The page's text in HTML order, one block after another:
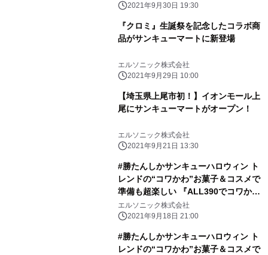
2021年9月30日 19:30
『クロミ』生誕祭を記念したコラボ商
品がサンキューマートに新登場
エルソニック株式会社
2021年9月29日 10:00
【埼玉県上尾市初！】イオンモール上
尾にサンキューマートがオープン！
エルソニック株式会社
2021年9月21日 13:30
#勝たんしかサンキューハロウィン ト
レンドの“コワかわ”お菓子＆コスメで
準備も超楽しい 『ALL390でコワかわ
ハロウィン』が9月24日(金) からスタ
ート！
エルソニック株式会社
2021年9月18日 21:00
#勝たんしかサンキューハロウィン ト
レンドの“コワかわ”お菓子＆コスメで